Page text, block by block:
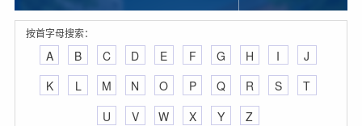
按首字母搜索：
A B C D E F G H I
J
K
L M N O P Q R S
T
U
V W X Y Z